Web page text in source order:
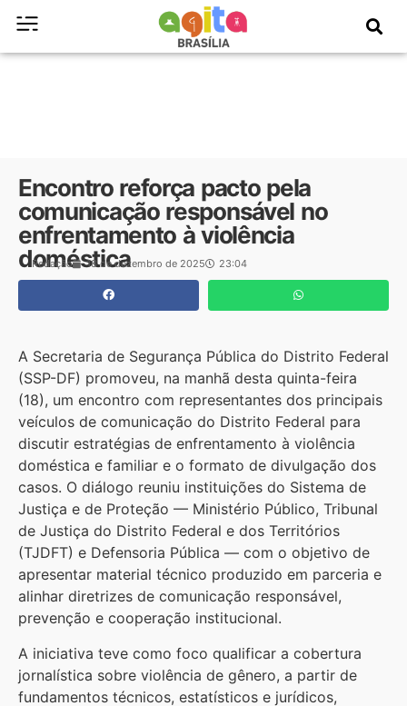
Encontro reforça pacto pela
comunicação responsável no
enfrentamento à violência
doméstica
Redação 18 de dezembro de 2025 23:04
A Secretaria de Segurança Pública do Distrito Federal
(SSP-DF) promoveu, na manhã desta quinta-feira
(18), um encontro com representantes dos principais
veículos de comunicação do Distrito Federal para
discutir estratégias de enfrentamento à violência
doméstica e familiar e o formato de divulgação dos
casos. O diálogo reuniu instituições do Sistema de
Justiça e de Proteção — Ministério Público, Tribunal
de Justiça do Distrito Federal e dos Territórios
(TJDFT) e Defensoria Pública — com o objetivo de
apresentar material técnico produzido em parceria e
alinhar diretrizes de comunicação responsável,
prevenção e cooperação institucional.
A iniciativa teve como foco qualificar a cobertura
jornalística sobre violência de gênero, a partir de
fundamentos técnicos, estatísticos e jurídicos,